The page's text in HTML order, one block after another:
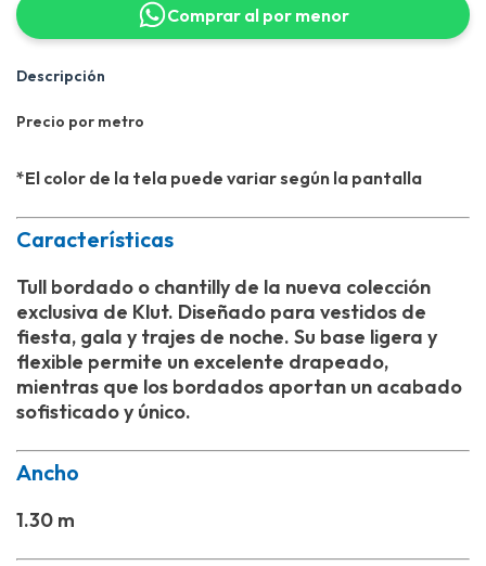
Comprar al por menor
Descripción
Precio por metro
*El color de la tela puede variar según la pantalla
Características
Tull bordado o chantilly de la nueva colección
exclusiva de Klut. Diseñado para vestidos de
fiesta, gala y trajes de noche. Su base ligera y
flexible permite un excelente drapeado,
mientras que los bordados aportan un acabado
sofisticado y único.
Ancho
1.30 m